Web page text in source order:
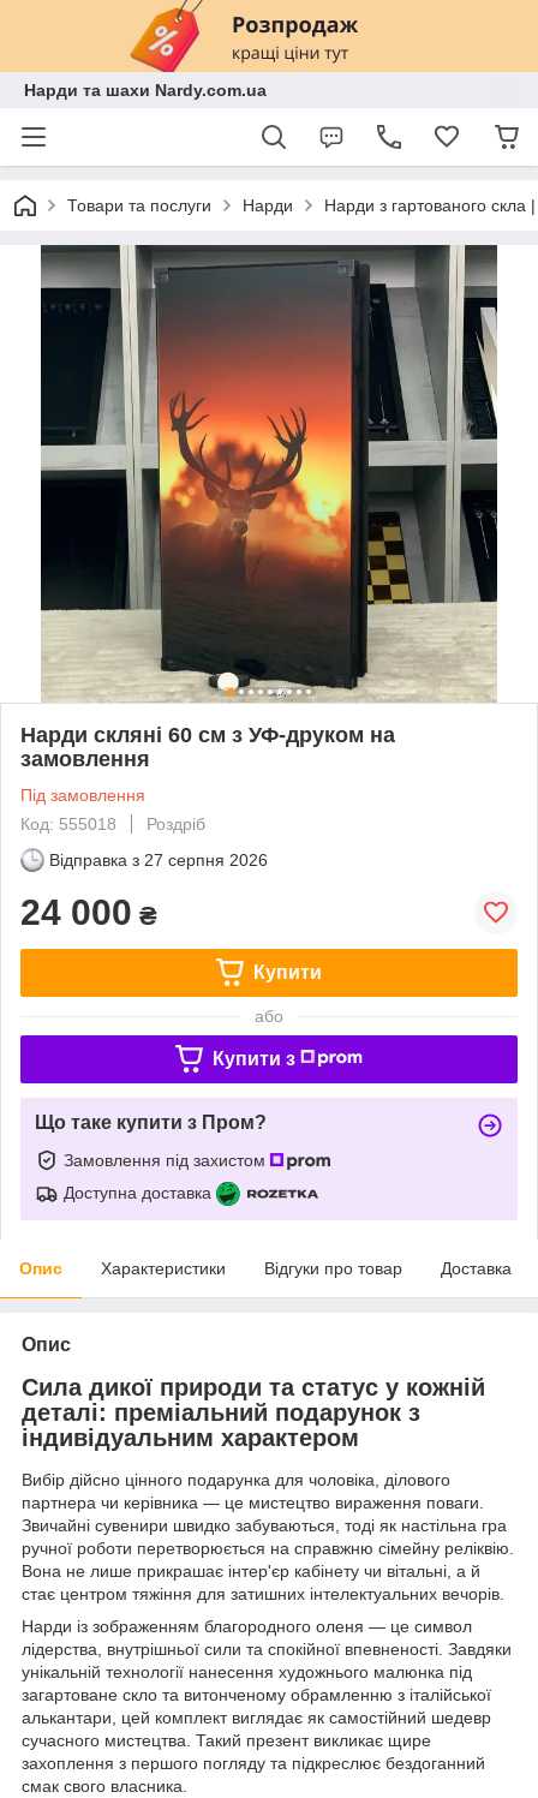
Нарди та шахи Nardy.com.ua
Товари та послуги Нарди Нарди з гартованого скла
Нарди скляні 60 см з УФ-друком на
замовлення
Під замовлення
Код: 555018
Роздріб
Відправка з 27 серпня 2026
24 000 ₴
Купити
або
Купити з
Що таке купити з Пром?
Замовлення під захистом
Доступна доставка
Опис Характеристики Відгуки про товар Доставка
Опис
Сила дикої природи та статус у кожній
деталі: преміальний подарунок з
індивідуальним характером
Вибір дійсно цінного подарунка для чоловіка, ділового
партнера чи керівника — це мистецтво вираження поваги.
Звичайні сувенири швидко забуваються, тоді як настільна гра
ручної роботи перетворюється на справжню сімейну реліквію.
Вона не лише прикрашає інтер'єр кабінету чи вітальні, а й
стає центром тяжіння для затишних інтелектуальних вечорів.
Нарди із зображенням благородного оленя — це символ
лідерства, внутрішньої сили та спокійної впевненості. Завдяки
унікальній технології нанесення художнього малюнка під
загартоване скло та витонченому обрамленню з італійської
алькантари, цей комплект виглядає як самостійний шедевр
сучасного мистецтва. Такий презент викликає щире
захоплення з першого погляду та підкреслює бездоганний
смак свого власника.